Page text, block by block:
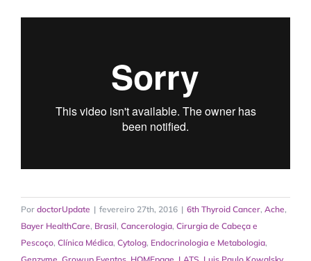
Por doctorUpdate | fevereiro 27th, 2016 | 6th Thyroid Cancer, Ache,
Bayer HealthCare, Brasil, Cancerologia, Cirurgia de Cabeça e
Pescoço, Clínica Médica, Cytolog, Endocrinologia e Metabologia,